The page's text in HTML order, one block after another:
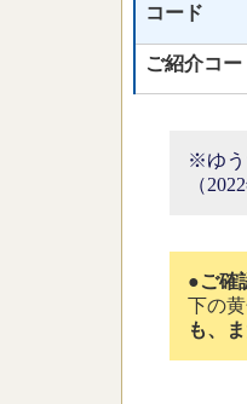
コード
ご紹介コー
※ゆう
（
●ご確
下の
も、